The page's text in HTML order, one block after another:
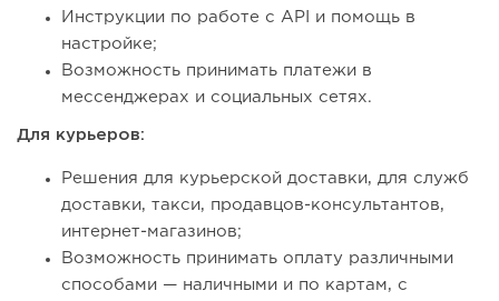
Инструкции по работе с API и помощь в
настройке;
Возможность принимать платежи в
мессенджерах и социальных сетях.
Для курьеров:
Решения для курьерской доставки, для служб
доставки, такси, продавцов-консультантов,
интернет-магазинов;
Возможность принимать оплату различными
способами — наличными и по картам, с